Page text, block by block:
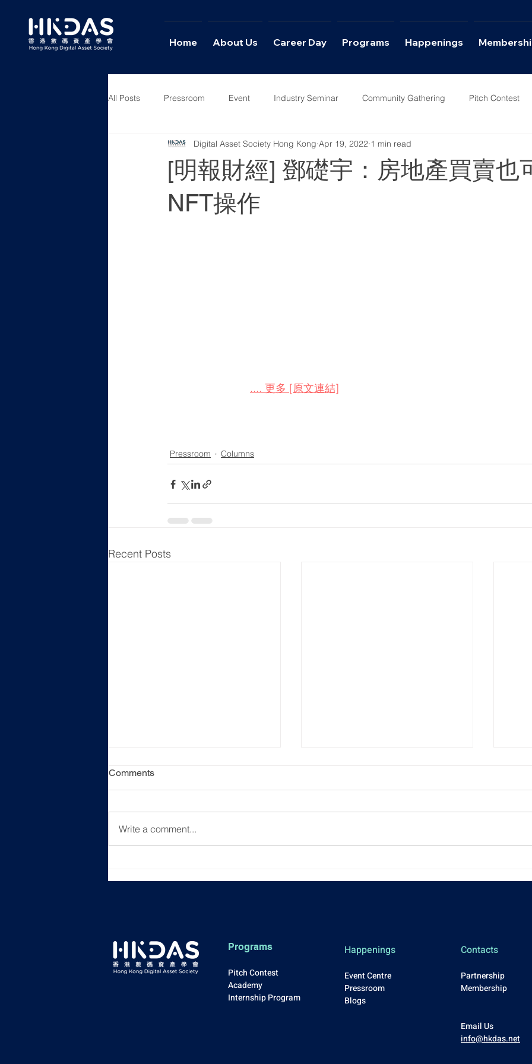
Home About Us Career Day Programs Happenings
All Posts Pressroom Event Industry Seminar Community Gathering Pitch Contest
Columns Interviews Career Day
[明報財經] 鄧礎宇：房地產買賣也
NFT操作
Digital Asset Society Hong Kong Apr 19, 2022 1 min read
.... 更多 [原文連結]
Pressroom Columns
Recent Posts
Comments
Write a comment...
Programs
Pitch Contest
Academy
Internship Program
Happenings
Event Centre
Pressroom
Blogs
Contacts
Partnership
Membership
Email Us
info@hkdas.net